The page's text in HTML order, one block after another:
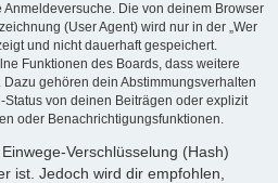
Anmeldeversuche. Die von deinem Browser
(User Agent) wird nur in der „Wer
und nicht dauerhaft gespeichert.
Funktionen des Boards, dass weitere
gehören dein Abstimmungsverhalten
Status von deinen Beiträgen oder explizit
oder Benachrichtigungsfunktionen.
Verschlüsselung (Hash)
ist. Jedoch wird dir empfohlen,